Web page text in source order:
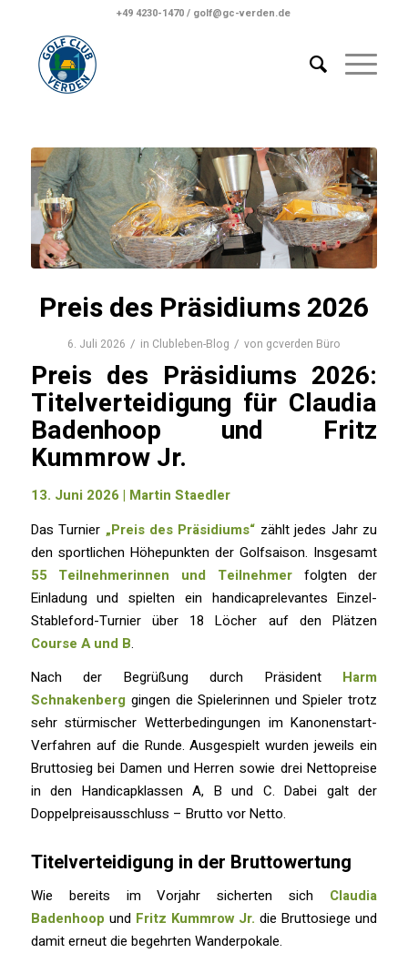
+49 4230-1470 / golf@gc-verden.de
Preis des Präsidiums 2026
6. Juli 2026 / in Clubleben-Blog / von gcverden Büro
Preis des Präsidiums 2026:
Titelverteidigung für Claudia
Badenhoop und Fritz
Kummrow Jr.
13. Juni 2026 | Martin Staedler
Das Turnier „Preis des Präsidiums“ zählt jedes Jahr zu
den sportlichen Höhepunkten der Golfsaison. Insgesamt
55 Teilnehmerinnen und Teilnehmerfolgten der
Einladung und spielten ein handicaprelevantes Einzel-
Stableford-Turnier über 18 Löcher auf den Plätzen
Course A und B.
Nach der Begrüßung durch Präsident Harm
Schnakenberggingen die Spielerinnen und Spieler trotz
sehr stürmischer Wetterbedingungen im Kanonenstart-
Verfahren auf die Runde. Ausgespielt wurden jeweils ein
Bruttosieg bei Damen und Herren sowie drei Nettopreise
in den Handicapklassen A, B und C. Dabei galt der
Doppelpreisausschluss – Brutto vor Netto.
Titelverteidigung in der Bruttowertung
Wie bereits im Vorjahr sicherten sich Claudia
Badenhoop und Fritz Kummrow Jr. die Bruttosiege und
damit erneut die begehrten Wanderpokale.